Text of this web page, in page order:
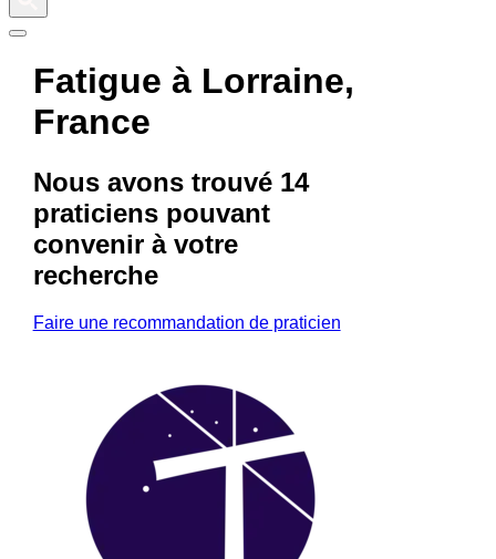
Fatigue à Lorraine,
France
Nous avons trouvé 14
praticienspouvant
convenir à votre
recherche
Faire une recommandation de praticien